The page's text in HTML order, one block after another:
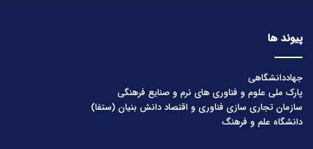
پیوند ها
جهاددانشگاهی
پارک ملی علوم و فناوری های نرم و صنایع فرهنگی
سازمان تجاری سازی فناوری و اقتصاد دانش بنیان (ستفا)
دانشگاه علم و فرهنگ